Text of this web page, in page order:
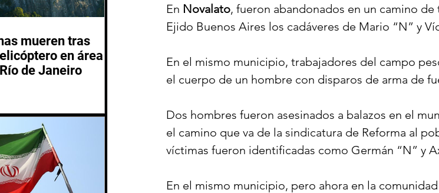
En Novalato, fueron abandonados en un camino
Ejido Buenos Aires los cadáveres de Mario “N” y
En el mismo municipio, trabajadores del campo
el cuerpo de un hombre con disparos de arma de
Dos hombres fueron asesinados a balazos en el
el camino que va de la sindicatura de Reforma al
víctimas fueron identificadas como Germán “N” y
En el mismo municipio, pero ahora en la
mueren tras
en área
de Janeiro